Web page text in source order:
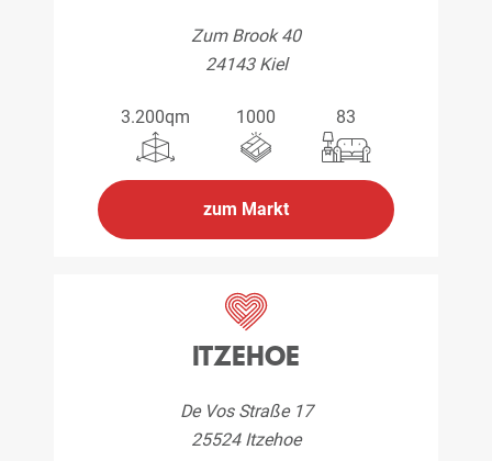
Zum Brook 40
24143 Kiel
3.200qm 1000 83
zum Markt
ITZEHOE
De Vos Straße 17
25524 Itzehoe